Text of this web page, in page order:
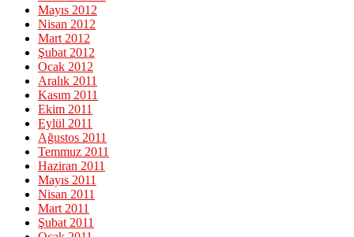
Mayıs 2012
Nisan 2012
Mart 2012
Şubat 2012
Ocak 2012
Aralık 2011
Kasım 2011
Ekim 2011
Eylül 2011
Ağustos 2011
Temmuz 2011
Haziran 2011
Mayıs 2011
Nisan 2011
Mart 2011
Şubat 2011